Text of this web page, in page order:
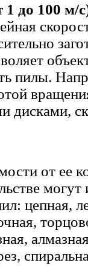
1 до 100 м/
пилы.
дисками,
от ее
могут
цепная,